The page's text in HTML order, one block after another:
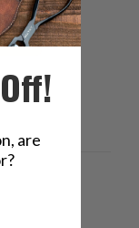
are